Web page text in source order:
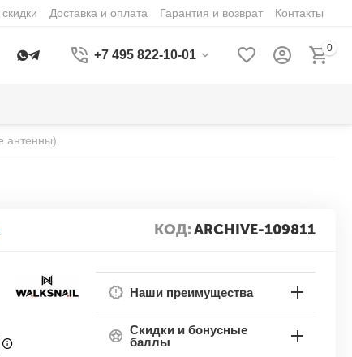
Доставка и оплата Гарантия и возврат Контакты
+7 495 822-10-01 0
антенны)
КОД:ARCHIVE-109811
Наши преимущества
Скидки и бонусные
баллы